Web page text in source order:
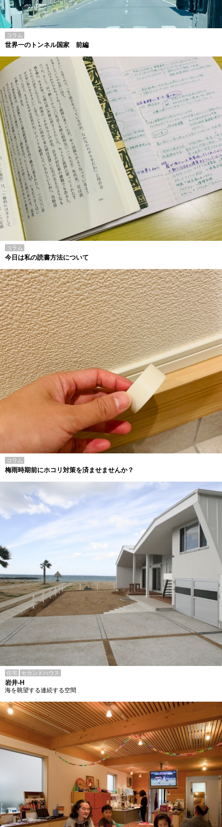
コラム
世界一のトンネル国家 前編
コラム
今日は私の読書方法について
コラム
梅雨時期前にホコリ対策を済ませませんか？
住宅 セカンドハウス
岩井-H
海を眺望する連続する空間